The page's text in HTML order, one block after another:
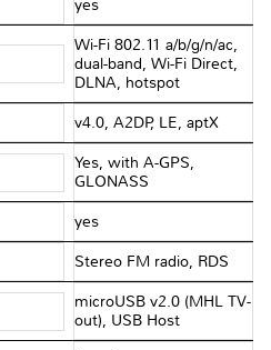
yes
Wi-Fi 802.11 a/b/g/n/ac,
dual-band, Wi-Fi Direct,
DLNA, hotspot
v4.0, A2DP, LE, aptX
Yes, with A-GPS,
GLONASS
yes
Stereo FM radio, RDS
microUSB v2.0 (MHL TV-
out), USB Host